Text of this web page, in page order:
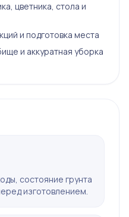
цветника, стола и
и подготовка места
и аккуратная уборка
состояние грунта
изготовлением.